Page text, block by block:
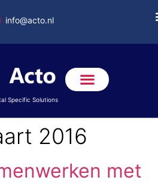
info@acto.nl
Specific Solutions
2016
met